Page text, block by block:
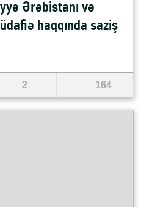
Ərəbistanı və
haqqında saziş
2 164